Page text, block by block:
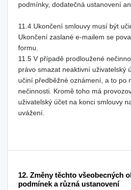
podmínky, dodatečná ustanovení
11.4 Ukončení smlouvy musí být
Ukončení zaslané e-mailem se
formu.
11.5 V případě prodloužené
právo smazat neaktivní uživatelský
učiní předběžné oznámení, a to po
nečinnosti. Kromě toho má
uživatelský účet na konci smlouvy
uvážení.
12. Změny těchto všeobecných
podmínek a různá ustanovení